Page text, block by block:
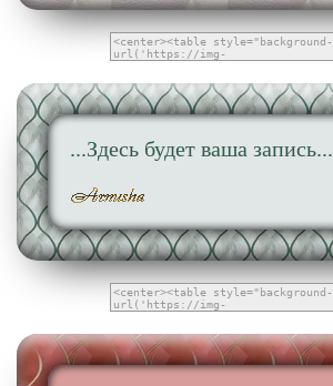
...Здесь будет ваша запись...